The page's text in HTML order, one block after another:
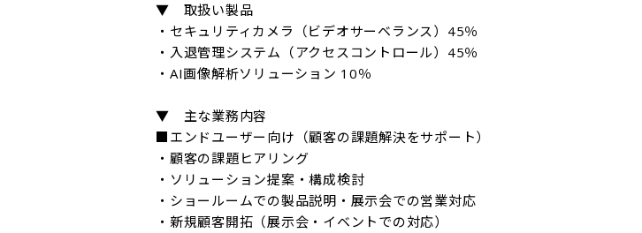
▼　取扱い製品
・セキュリティカメラ（ビデオサーベランス）45％
・入退管理システム（アクセスコントロール）45％
・AI画像解析ソリューション 10％
▼　主な業務内容
■エンドユーザー向け（顧客の課題解決をサポート）
・顧客の課題ヒアリング
・ソリューション提案・構成検討
・ショールームでの製品説明・展示会での営業対応
・新規顧客開拓（展示会・イベントでの対応）